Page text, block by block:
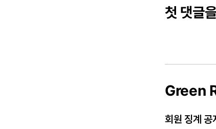
첫 댓글
Green
회원 징계 공